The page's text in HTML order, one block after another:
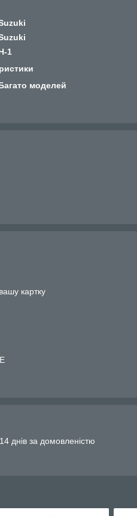
1
моделей
картку
днів за домовленістю